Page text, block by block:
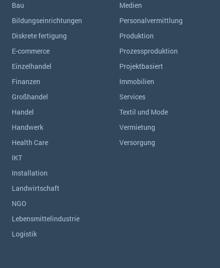
Bau
Bildungseinrichtungen
Diskrete fertigung
E-commerce
Einzelhandel
Finanzen
Großhandel
Handel
Handwerk
Health Care
IKT
Installation
Landwirtschaft
NGO
Lebensmittelindustrie
Logistik
Medien
Personalvermittlung
Produktion
Prozessproduktion
Projektbasiert
Immobilien
Services
Textil und Mode
Vermietung
Versorgung